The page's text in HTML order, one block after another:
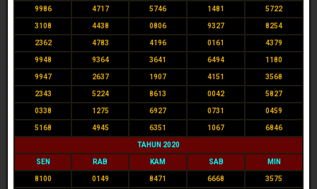
9986 4717 5746 1481 5722
3108 4438 0806 9327 8254
2362 4783 4196 0161 4379
9948 9364 3641 6494 1180
9947 2637 1907 4151 3568
2343 5224 8613 0042 5827
0338 1275 6927 0731 0459
5168 4945 6351 1067 6846
TAHUN 2020
SEN RAB KAM SAB MIN
8100 0149 8471 6668 3575